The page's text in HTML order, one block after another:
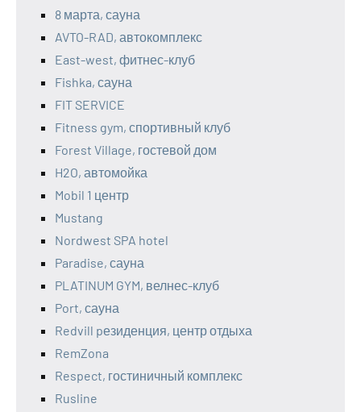
8 марта, сауна
AVTO-RAD, автокомплекс
East-west, фитнес-клуб
Fishka, сауна
FIT SERVICE
Fitness gym, спортивный клуб
Forest Village, гостевой дом
H2O, автомойка
Mobil 1 центр
Mustang
Nordwest SPA hotel
Paradise, сауна
PLATINUM GYM, велнес-клуб
Port, сауна
Redvill pезиденция, центр отдыха
RemZona
Respect, гостиничный комплекс
Rusline